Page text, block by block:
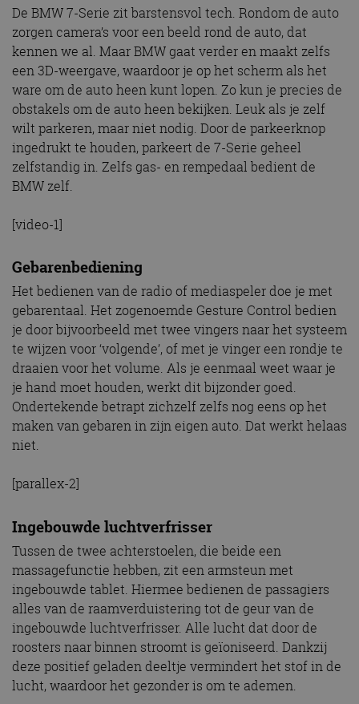
De BMW 7-Serie zit barstensvol tech. Rondom de auto
zorgen camera’s voor een beeld rond de auto, dat
kennen we al. Maar BMW gaat verder en maakt zelfs
een 3D-weergave, waardoor je op het scherm als het
ware om de auto heen kunt lopen. Zo kun je precies de
obstakels om de auto heen bekijken. Leuk als je zelf
wilt parkeren, maar niet nodig. Door de parkeerknop
ingedrukt te houden, parkeert de 7-Serie geheel
zelfstandig in. Zelfs gas- en rempedaal bedient de
BMW zelf.
[video-1]
Gebarenbediening
Het bedienen van de radio of mediaspeler doe je met
gebarentaal. Het zogenoemde Gesture Control bedien
je door bijvoorbeeld met twee vingers naar het systeem
te wijzen voor ‘volgende’, of met je vinger een rondje te
draaien voor het volume. Als je eenmaal weet waar je
je hand moet houden, werkt dit bijzonder goed.
Ondertekende betrapt zichzelf zelfs nog eens op het
maken van gebaren in zijn eigen auto. Dat werkt helaas
niet.
[parallex-2]
Ingebouwde luchtverfrisser
Tussen de twee achterstoelen, die beide een
massagefunctie hebben, zit een armsteun met
ingebouwde tablet. Hiermee bedienen de passagiers
alles van de raamverduistering tot de geur van de
ingebouwde luchtverfrisser. Alle lucht dat door de
roosters naar binnen stroomt is geïoniseerd. Dankzij
deze positief geladen deeltje vermindert het stof in de
lucht, waardoor het gezonder is om te ademen.